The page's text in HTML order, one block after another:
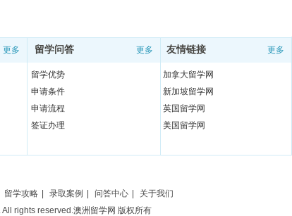
友情链接 更多
加拿大留学网
新加坡留学网
英国留学网
美国留学网
留学问答 更多
留学优势
申请条件
申请流程
签证办理
更多
留学攻略 录取案例 问答中心
关于我们
rights reserved.澳洲留学网 版权所有